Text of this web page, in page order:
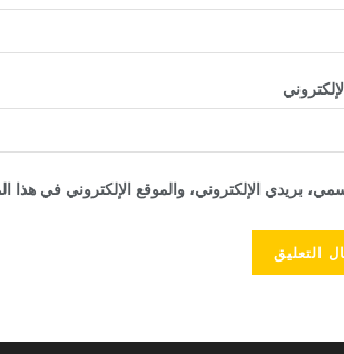
بريدي الإلكتروني، والموقع الإلكتروني في هذا